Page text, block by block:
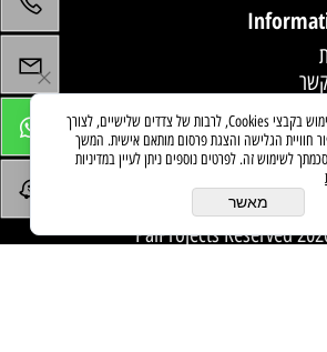
משלוחים
לידיעתך, באתרנו נעשה שימוש בקבצי Cookies, לרבות של צדדים שלישיים, לצורך
חוויית הגלישה והצגת פרסום מותאם אישית. המשך
לשימוש זה. לפרטים נוספים ניתן לעיין במדיניות
מאשר